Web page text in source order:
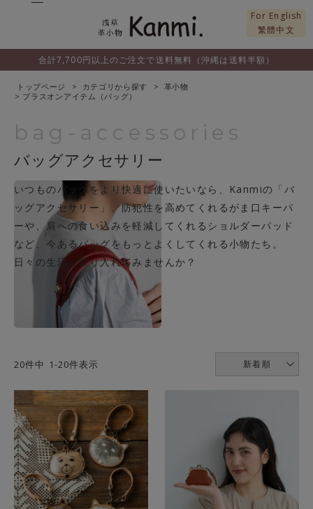
For English
繁體中文
合計7,700円以上のご注文で送料無料（沖縄は送料半額）
トップページ カテゴリから探す
革小物
プラスオンアイテム（バッグ）
bag-accessories
バッグアクセサリー
いつものバッグをより快適に使いたいなら、Kanmiの「バ
ッグアクセサリー」。防犯性を高めてくれるがま口キーパ
ーや、肩への食い込みを軽減してくれるショルダーパッド
など、今あるバッグをもっとよくしてくれる小物たち。
日々の生活に取り入れてみませんか？
新着順
20件中 1-20件表示